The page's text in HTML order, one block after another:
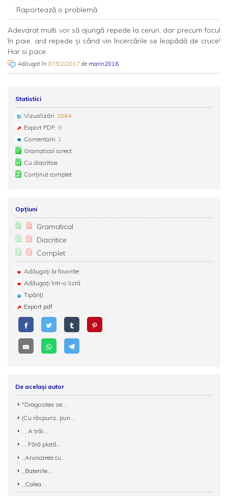
Raportează o problemă
Adevarat multi vor să ajungă repede la ceruri, dar precum focul
în paie, ard repede și când vin încercările se leapădă de cruce!
Har si pace.
Adăugat în 07/02/2017 de marin2016
Statistici
Vizualizări: 1864
Export PDF: 9
Comentarii: 1
Gramatical corect
Cu diacritice
Conținut complet
Opțiuni
Gramatical
Diacritice
Complet
Adăugați la favorite
Adăugați într-o listă
Tipăriți
Export pdf
De același autor
"Dragostea se...
(Cu răspuns, pun...
, , A trăi...
, , Fără plată...
,,Aruncarea cu...
,,Bateriile...
,,Calea...